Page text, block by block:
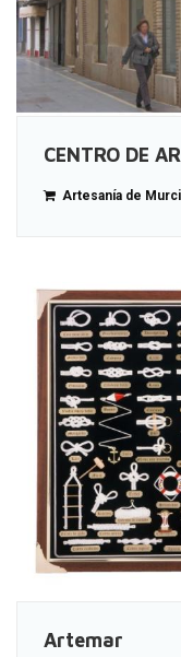
CENTRO DE
Artesanía de
Artemar